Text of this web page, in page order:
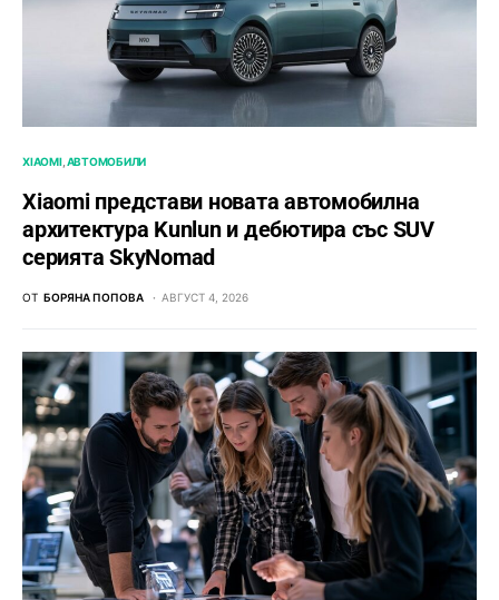
XIAOMI АВТОМОБИЛИ
Xiaomi представи новата автомобилна
архитектура Kunlun и дебютира със SUV
серията SkyNomad
ОТ БОРЯНА ПОПОВА АВГУСТ 4, 2026